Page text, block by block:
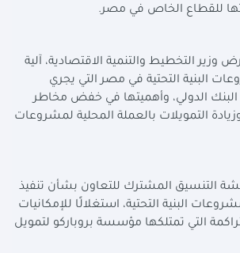
للقطاع الخاص في مصر.
التخطيط والتنمية الاقتصادية، آلية
البنية التحتية في مصر التي يجري
الدولي، وأهميتها في خفض مخاطر
التمويلات بالعملة المحلية لمشروعات
التنسيق المشترك للتعاون بشأن تنفيذ
البنية التحتية، استغلالًا للإمكانيات
التي تمتلكها مؤسسة بروباركو لتمويل